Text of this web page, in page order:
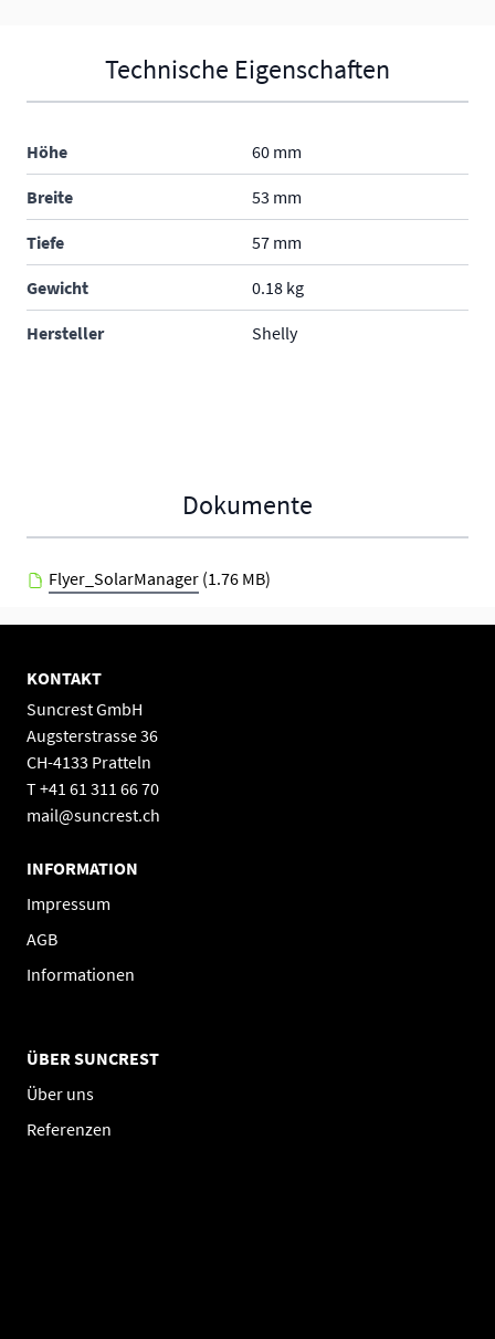
Technische Eigenschaften
Höhe 60 mm
Breite 53 mm
Tiefe 57 mm
Gewicht 0.18 kg
Hersteller Shelly
Dokumente
Flyer_SolarManager (1.76 MB)
KONTAKT
Suncrest GmbH
Augsterstrasse 36
CH-4133 Pratteln
T +41 61 311 66 70
mail@suncrest.ch
INFORMATION
Impressum
AGB
Informationen
ÜBER SUNCREST
Über uns
Referenzen